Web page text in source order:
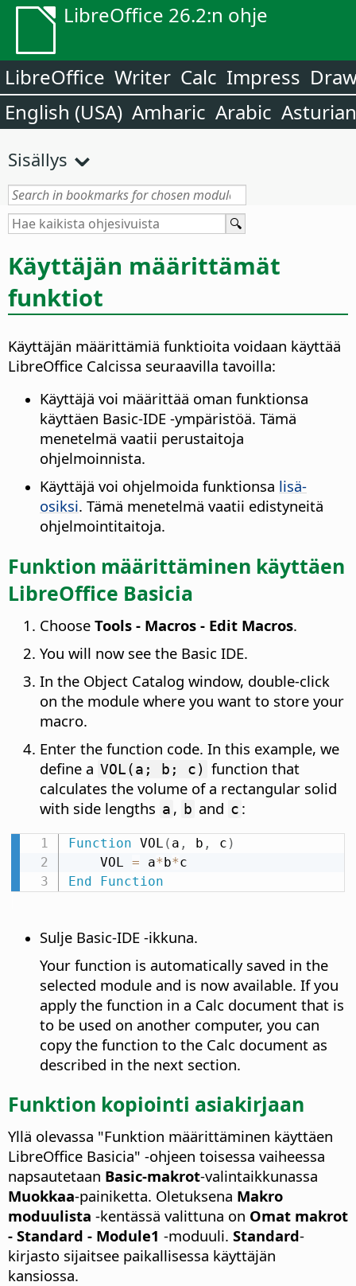
LibreOffice 26.2:n ohje
LibreOffice Writer Calc Impress
English (USA) Amharic Arabic Asturian
Sisällys
Käyttäjän määrittämät
funktiot
Käyttäjän määrittämiä funktioita voidaan käyttää
LibreOffice Calcissa seuraavilla tavoilla:
Käyttäjä voi määrittää oman funktionsa
käyttäen Basic-IDE -ympäristöä. Tämä
menetelmä vaatii perustaitoja
ohjelmoinnista.
Käyttäjä voi ohjelmoida funktionsa lisä-
osiksi. Tämä menetelmä vaatii edistyneitä
ohjelmointitaitoja.
Funktion määrittäminen käyttäen
LibreOffice Basicia
Choose Tools - Macros - Edit Macros.
You will now see the Basic IDE.
In the Object Catalog window, double-click
on the module where you want to store your
macro.
Enter the function code. In this example, we
define a VOL(a; b; c) function that
calculates the volume of a rectangular solid
with side lengths a , b and c :
Function VOL ( a , b , c )
    VOL
= a*b*
End
Function
Sulje Basic-IDE -ikkuna.
Your function is automatically saved in the
selected module and is now available. If you
apply the function in a Calc document that is
to be used on another computer, you can
copy the function to the Calc document as
described in the next section.
Funktion kopiointi asiakirjaan
Yllä olevassa "Funktion määrittäminen käyttäen
LibreOffice Basicia" -ohjeen toisessa vaiheessa
napsautetaan Basic-makrot-valintaikkunassa
Muokkaa-painiketta. Oletuksena Makro
moduulista -kentässä valittuna on Omat makrot
- Standard - Module1 -moduuli. Standard-
kirjasto sijaitsee paikallisessa käyttäjän
kansiossa.